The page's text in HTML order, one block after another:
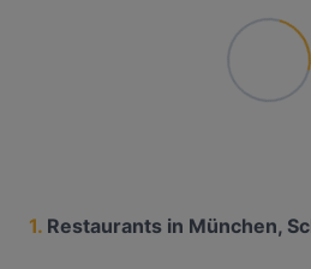
1. Restaurants in München,